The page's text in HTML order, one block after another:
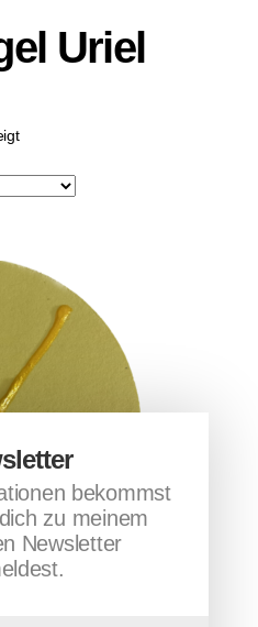
Uriel
bekommst
zu meinem
Newsletter